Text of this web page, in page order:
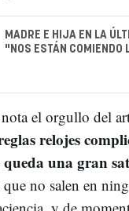
MADRE E HIJA EN LA
"NOS ESTÁN COMIENDO
el orgullo del
relojes
una gran
no salen en